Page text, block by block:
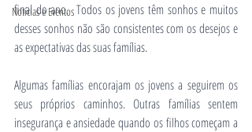
Notícias e Eventos
final do ano.  Todos os jovens têm sonhos e muitos
desses sonhos não são consistentes com os desejos e
as expectativas das suas famílias.
Algumas famílias encorajam os jovens a seguirem os
seus próprios caminhos. Outras famílias sentem
insegurança e ansiedade quando os filhos começam a